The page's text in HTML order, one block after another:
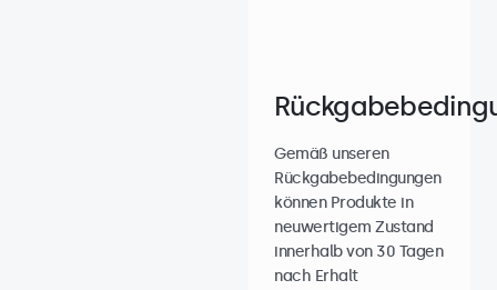
Gemäß unseren
Rückgabebedingungen
können Produkte in
neuwertigem Zustand
innerhalb von 30 Tagen
nach Erhalt